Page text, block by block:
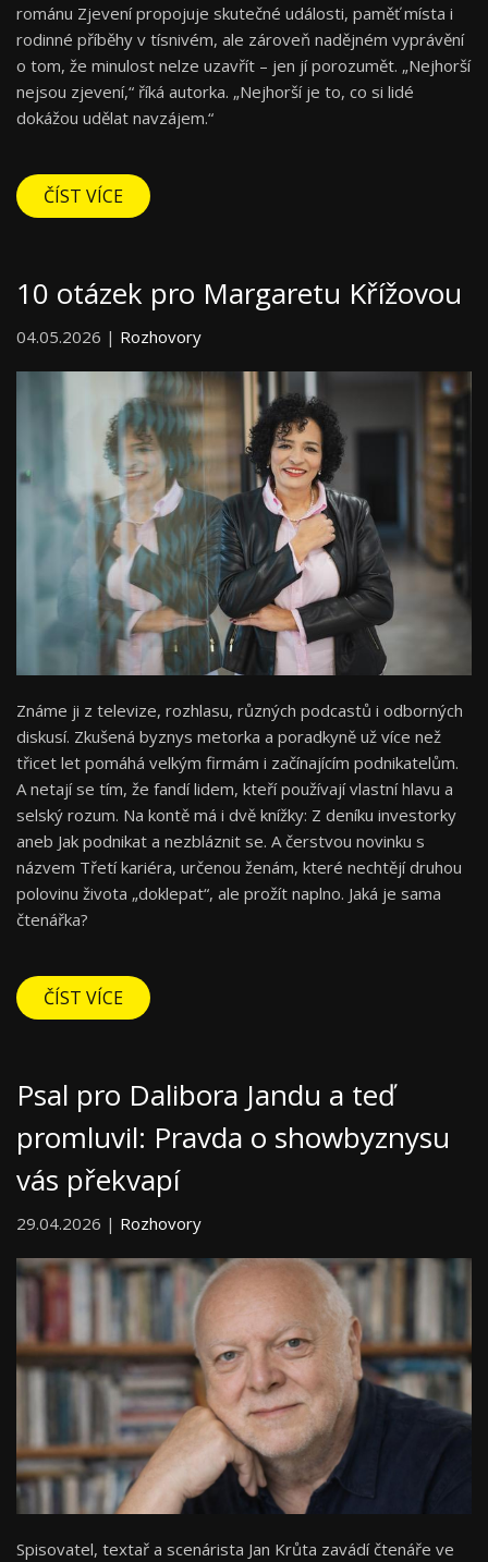
románu Zjevení propojuje skutečné události, paměť místa i
rodinné příběhy v tísnivém, ale zároveň nadějném vyprávění
o tom, že minulost nelze uzavřít – jen jí porozumět. „Nejhorší
nejsou zjevení,“ říká autorka. „Nejhorší je to, co si lidé
dokážou udělat navzájem.“
ČÍST VÍCE
10 otázek pro Margaretu Křížovou
04.05.2026 | Rozhovory
Známe ji z televize, rozhlasu, různých podcastů i odborných
diskusí. Zkušená byznys metorka a poradkyně už více než
třicet let pomáhá velkým firmám i začínajícím podnikatelům.
A netají se tím, že fandí lidem, kteří používají vlastní hlavu a
selský rozum. Na kontě má i dvě knížky: Z deníku investorky
aneb Jak podnikat a nezbláznit se. A čerstvou novinku s
názvem Třetí kariéra, určenou ženám, které nechtějí druhou
polovinu života „doklepat“, ale prožít naplno. Jaká je sama
čtenářka?
ČÍST VÍCE
Psal pro Dalibora Jandu a teď
promluvil: Pravda o showbyznysu
vás překvapí
29.04.2026 | Rozhovory
Spisovatel, textař a scenárista Jan Krůta zavádí čtenáře ve